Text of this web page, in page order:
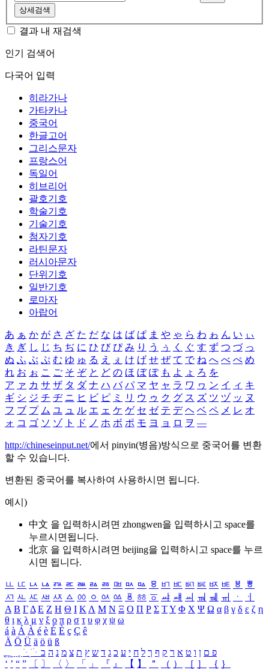
상세검색
결과 내 재검색
인기 검색어
다국어 입력
히라가나
가타카나
중국어
한글고어
그리스문자
프랑스어
독일어
히브리어
괄호기호
학술기호
기술기호
첨자기호
라틴문자
러시아문자
단위기호
일반기호
로마자
아랍어
あ ぁ か が さ ざ た だ な は ば ぱ ま や ゃ ら わ ゎ ん い ぃ
き ぎ し じ ち ぢ に ひ び ぴ み り う ぅ く ぐ す ず つ づ っ
ぬ ふ ぶ ぷ む ゆ ゅ る え ぇ け げ せ ぜ て で ね へ べ ぺ め
れ お ぉ こ ご そ ぞ と ど の ほ ぼ ぽ も よ ょ ろ を
ア ァ カ サ ザ タ ダ ナ ハ バ パ マ ヤ ャ ラ ワ ヮ ン イ ィ キ
ギ シ ジ チ ヂ ニ ヒ ビ ピ ミ リ ウ ゥ ク グ ス ズ ツ ヅ ッ ヌ
フ ブ プ ム ユ ュ ル エ ェ ケ ゲ セ ゼ テ デ ヘ ベ ペ メ レ オ
ォ コ ゴ ソ ゾ ト ド ノ ホ ボ ポ モ ヨ ョ ロ ヲ ―
http://chineseinput.net/에서 pinyin(병음)방식으로 중국어를 변환
할 수 있습니다.
변환된 중국어를 복사하여 사용하시면 됩니다.
예시)
中文 을 입력하시려면 zhongwen을 입력하시고 space를
누르시면됩니다.
北京 을 입력하시려면 beijing을 입력하시고 space를 누르
시면 됩니다.
ㅥ ㅦ ㅧ ㅨ ㅩ ㅪ ㅫ ㅬ ㅭ ㅮ ㅯ ㅰ ㅱ ㅲ ㅳ ㅴ ㅵ ㅶ ㅷ ㅸ
ㅹ
ㅺ ㅻ ㅼ ㅽ ㅾ ㅿ ㆀ ㆁ ㆂ ㆃ ㆄ ㆅ ㆆ ㆇ ㆈ ㆉ ㆊ ㆋ ㆌ ㆍ
ㆎ
Α Β ΓΔ Ε Ζ Η Θ Ι ΚΛ Μ Ν Ξ Ο Π Ρ Σ ΤΥ Φ Χ Ψ Ω α β γ δ ε ζ η
θ ι κ λ μ ν ξ ο π ρ σ τ υ φ χ ψ ω
á à Á À é è É È ç Ç ê
Ä Ö Ü ä ö ü ß
ִֶֹ ֻּ ׁׂ פ ם ן ו ט א ר ק ף ך ל ח י ע כ ג ד ש ץ ת צ מ נ ה ב
‘ ’ “ ” 〔 〕 〈 〉 「 」 『 』 【 】 ＂ （ ） ［ ］ ｛ ｝